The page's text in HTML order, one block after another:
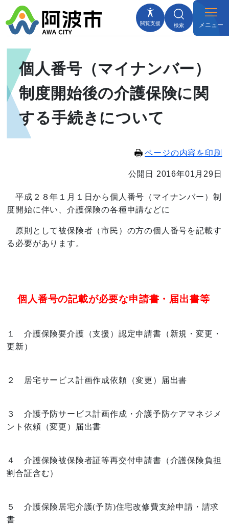
閲覧支援 検索 メニュー
個人番号（マイナンバー）
制度開始後の介護保険に関
する手続きについて
ページの内容を印刷
公開日 2016年01月29日
平成２８年１月１日から個人番号（マイナンバー）制
度開始に伴い、介護保険の各種申請などに
原則として被保険者（市民）の方の個人番号を記載す
る必要があります。
個人番号の記載が必要な申請書・届出書等
１ 介護保険要介護（支援）認定申請書（新規・変更・
更新）
２ 居宅サービス計画作成依頼（変更）届出書
３ 介護予防サービス計画作成・介護予防ケアマネジメ
ント依頼（変更）届出書
４ 介護保険被保険者証等再交付申請書（介護保険負担
割合証含む）
５ 介護保険居宅介護(予防)住宅改修費支給申請・請求
書